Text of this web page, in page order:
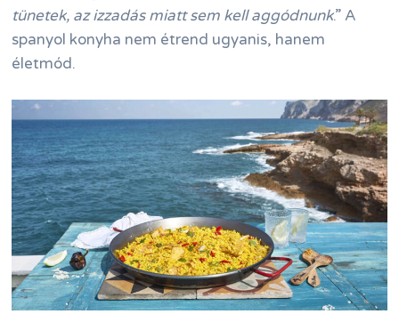
tünetek, az izzadás miatt sem kell aggódnunk.” A
spanyol konyha nem étrend ugyanis, hanem
életmód.